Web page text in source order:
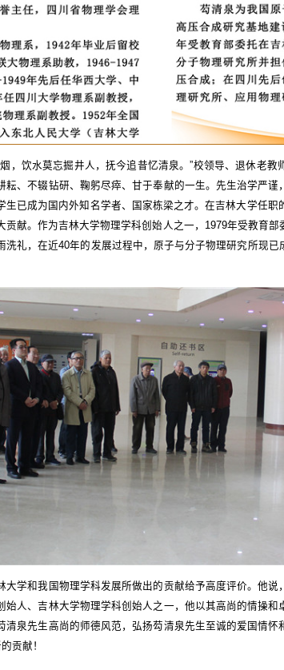
，饮水莫忘掘井人，抚今追昔忆清泉。”校领导、退休老
耘、不辍钻研、鞠躬尽瘁、甘于奉献的一生。先生治学严
生已成为国内外知名学者、国家栋梁之才。在吉林大学任
贡献。作为吉林大学物理学科创始人之一，1979年受教育
洗礼，在近40年的发展过程中，原子与分子物理研究所现
大学和我国物理学科发展所做出的贡献给予高度评价。他
始人、吉林大学物理学科创始人之一，他以其高尚的情操
清泉先生高尚的师德风范，弘扬芶清泉先生至诚的爱国情
贡献！